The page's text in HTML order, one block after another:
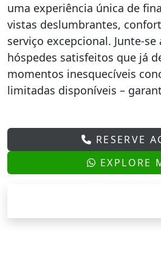
uma experiência única de
vistas deslumbrantes,
serviço excepcional. Junte-
hóspedes satisfeitos que já
momentos inesquecíveis
limitadas disponíveis –
RESERVE
EXPLORE